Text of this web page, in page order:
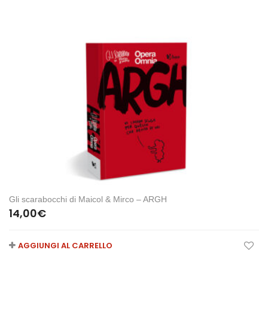
Gli scarabocchi di Maicol & Mirco – ARGH
14,00€
AGGIUNGI AL CARRELLO